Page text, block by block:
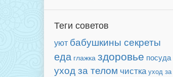
Теги советов
уют бабушкины секреты
еда глажка здоровье посуда
уход за телом чистка уход за